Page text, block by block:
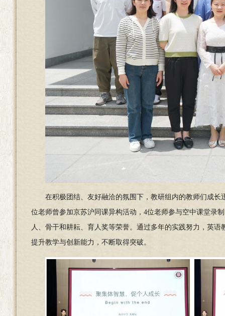
在积极团结、友好融洽的氛围下，教研组内的教师们成
位老师曾参加京苏沪同课异构活动，4位老师参与空中课堂录
人、骨干和耕耘、育人奖等荣誉。通过多年的实践努力，英
提升教学与创新能力，不断取得突破。